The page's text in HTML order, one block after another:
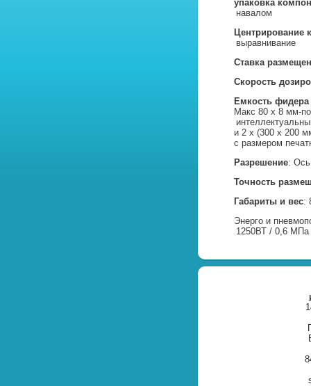
упаковка
навалом
Центрирование
выравнивание
Ставка
Скорость
Емкость фидера
Макс 80 x 8 мм-
и 2 x (300 x 200
с размером
Разрешение:
Точность
Габариты и вес:
Энерго и
1250ВТ / 0,6